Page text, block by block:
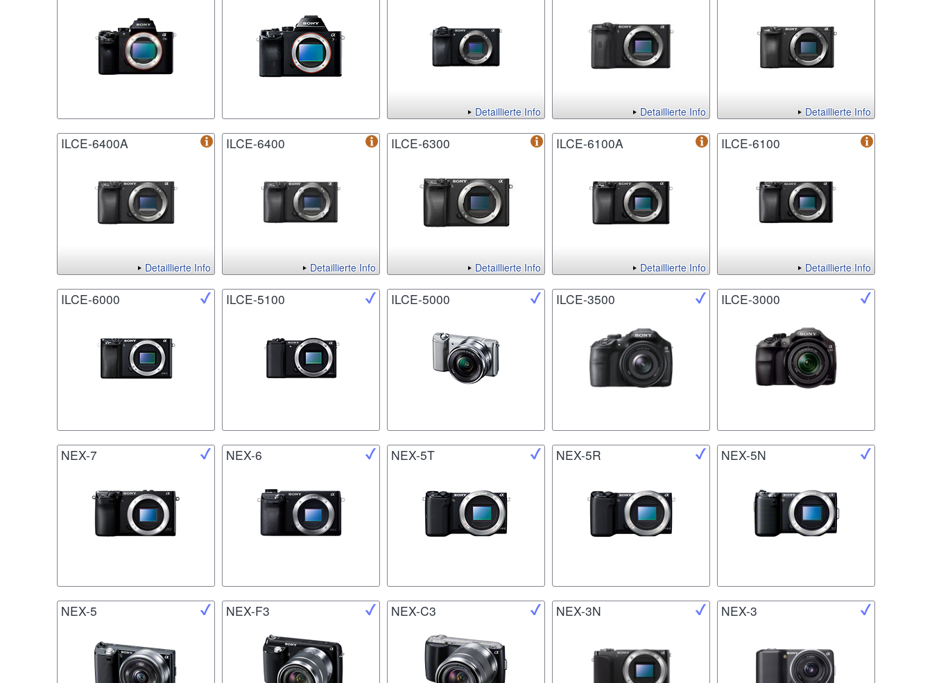
Detaillierte Info Detaillierte Info Detaillierte Info
ILCE-6400A
Detaillierte Info
ILCE-6400
Detaillierte Info
ILCE-6300
Detaillierte Info
ILCE-6100A
Detaillierte Info
ILCE-6100
Detaillierte Info
ILCE-6000 ILCE-5100 ILCE-5000 ILCE-3500 ILCE-3000
NEX-7 NEX-6 NEX-5T NEX-5R NEX-5N
NEX-5 NEX-F3 NEX-C3 NEX-3N NEX-3